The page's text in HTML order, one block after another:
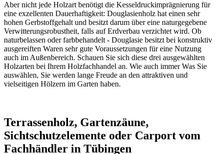
Aber nicht jede Holzart benötigt die Kesseldruckimprägnierung für
eine exzellenten Dauerhaftigkeit: Douglasienholz hat einen sehr
hohen Gerbstoffgehalt und besitzt darum über eine naturgegebene
Verwitterungsrobustheit, falls auf Erdverbau verzichtet wird. Ob
naturbelassen oder farbbehandelt - Douglasie besitzt bei konstruktiv
ausgereiften Waren sehr gute Voraussetzungen für eine Nutzung
auch im Außenbereich. Schauen Sie sich diese drei ausgewählten
Holzarten bei Ihrem Holzfachhandel an. Wie auch immer Was Sie
auswählen, Sie werden lange Freude an den attraktiven und
vielseitigen Hölzern im Garten haben.
Terrassenholz, Gartenzäune,
Sichtschutzelemente oder Carport vom
Fachhändler in Tübingen